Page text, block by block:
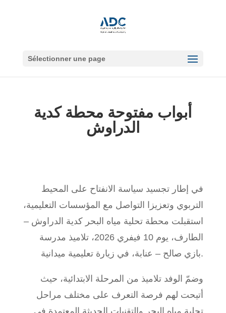
Sélectionner une page
أبواب مفتوحة محطة كدية
الدراوش
في إطار تجسيد سياسة الانفتاح على المحيط
التربوي وتعزيزا التواصل مع المؤسسات التعليمية،
استقبلت محطة تحلية مياه البحر كدية الدراوش –
الطارف، يوم 10 فيفري 2026، تلاميذ مدرسة
بازي صالح – عنابة، في زيارة تعليمية ميدانية.
وضمّ الوفد تلاميذ من المرحلة الابتدائية، حيث
أتيحت لهم فرصة التعرف على مختلف مراحل
تحلية مياه البحر والتقنيات الحديثة المعتمدة في